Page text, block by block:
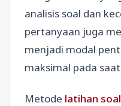
analisis soal dan
pertanyaan juga
menjadi modal
maksimal pada
Metode latihan